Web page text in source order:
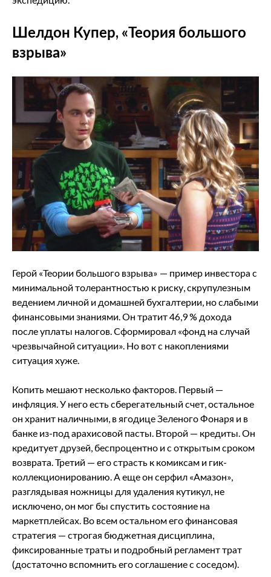
Шелдон Купер, «Теория большого
взрыва»
Герой «Теории большого взрыва» — пример инвестора с
минимальной толерантностью к риску, скрупулезным
ведением личной и домашней бухгалтерии, но слабыми
финансовыми знаниями. Он тратит 46,9 % дохода
после уплаты налогов. Сформировал «фонд на случай
чрезвычайной ситуации». Но вот с накоплениями
ситуация хуже.
Копить мешают несколько факторов. Первый —
инфляция. У него есть сберегательный счет, остальное
он хранит наличными, в ягодице Зеленого Фонаря и в
банке из-под арахисовой пасты. Второй — кредиты. Он
кредитует друзей, беспроцентно и с открытым сроком
возврата. Третий — его страсть к комиксам и гик-
коллекционированию. А еще он серфил «Амазон»,
разглядывая ножницы для удаления кутикул, не
исключено, он мог бы спустить состояние на
маркетплейсах. Во всем остальном его финансовая
стратегия — строгая бюджетная дисциплина,
фиксированные траты и подробный регламент трат
(достаточно вспомнить его соглашение с соседом).